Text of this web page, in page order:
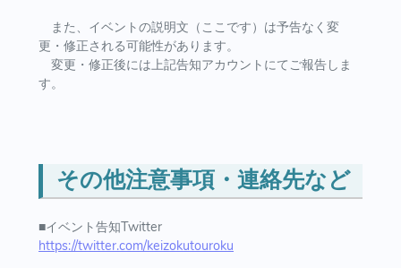
また、イベントの説明文（ここです）は予告なく変
更・修正される可能性があります。
変更・修正後には上記告知アカウントにてご報告しま
す。
その他注意事項・連絡先など
■イベント告知Twitter
https://twitter.com/keizokutouroku